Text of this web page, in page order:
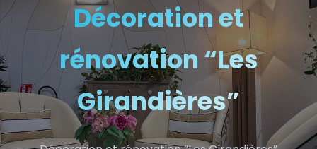
Décoration et
rénovation “Les
Girandières”